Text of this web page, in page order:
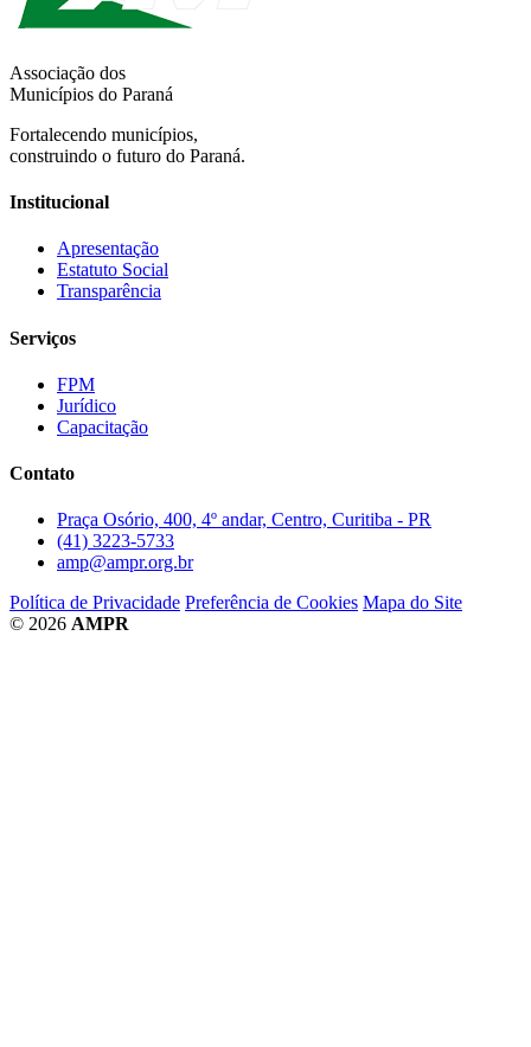
Associação dos
Municípios do Paraná
Fortalecendo municípios,
construindo o futuro do Paraná.
Institucional
Apresentação
Estatuto Social
Transparência
Serviços
FPM
Jurídico
Capacitação
Contato
Praça Osório, 400, 4º andar, Centro, Curitiba - PR
(41) 3223-5733
amp@ampr.org.br
Política de Privacidade Preferência de Cookies Mapa do Site
© 2026 AMPR